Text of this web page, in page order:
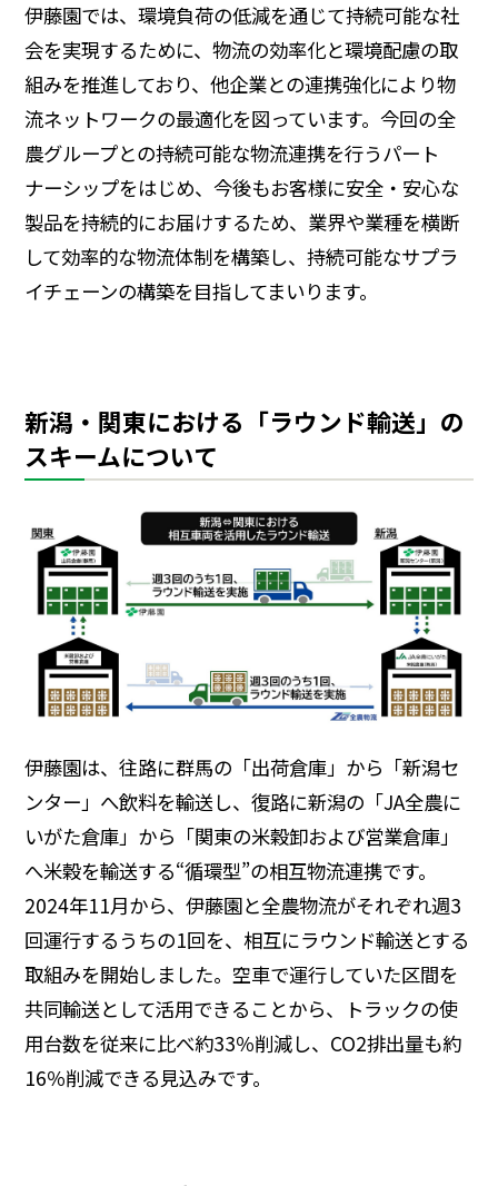
伊藤園では、環境負荷の低減を通じて持続可能な社
会を実現するために、物流の効率化と環境配慮の取
組みを推進しており、他企業との連携強化により物
流ネットワークの最適化を図っています。今回の全
農グループとの持続可能な物流連携を行うパート
ナーシップをはじめ、今後もお客様に安全・安心な
製品を持続的にお届けするため、業界や業種を横断
して効率的な物流体制を構築し、持続可能なサプラ
イチェーンの構築を目指してまいります。
新潟・関東における「ラウンド輸送」の
スキームについて
伊藤園は、往路に群馬の「出荷倉庫」から「新潟セ
ンター」へ飲料を輸送し、復路に新潟の「JA全農に
いがた倉庫」から「関東の米穀卸および営業倉庫」
へ米穀を輸送する“循環型”の相互物流連携です。
2024年11月から、伊藤園と全農物流がそれぞれ週3
回運行するうちの1回を、相互にラウンド輸送とする
取組みを開始しました。空車で運行していた区間を
共同輸送として活用できることから、トラックの使
用台数を従来に比べ約33％削減し、CO2排出量も約
16％削減できる見込みです。